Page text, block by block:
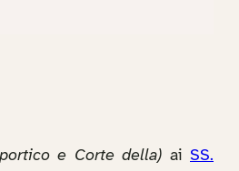
e Corte della) aiSS.